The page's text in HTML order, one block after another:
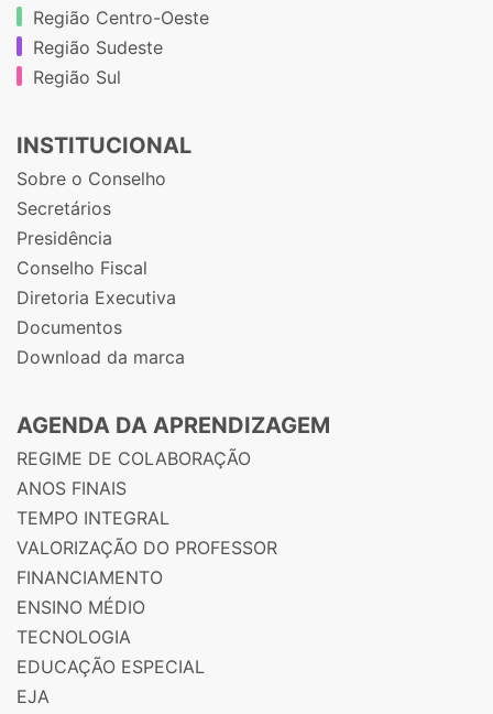
Região Centro-Oeste
Região Sudeste
Região Sul
INSTITUCIONAL
Sobre o Conselho
Secretários
Presidência
Conselho Fiscal
Diretoria Executiva
Documentos
Download da marca
AGENDA DA APRENDIZAGEM
REGIME DE COLABORAÇÃO
ANOS FINAIS
TEMPO INTEGRAL
VALORIZAÇÃO DO PROFESSOR
FINANCIAMENTO
ENSINO MÉDIO
TECNOLOGIA
EDUCAÇÃO ESPECIAL
EJA